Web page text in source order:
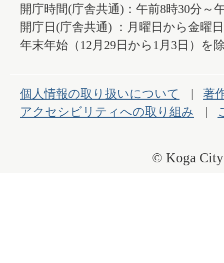
開庁時間(庁舎共通)：午前8時30分～
開庁日(庁舎共通) ：月曜日から金曜
年末年始（12月29日から1月3日）を
個人情報の取り扱いについて
著
アクセシビリティへの取り組み
© Koga City